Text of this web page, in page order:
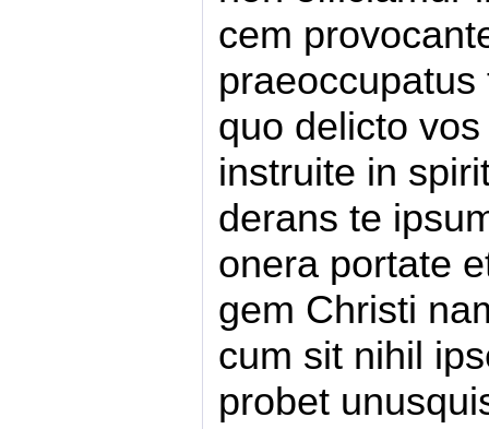
cem
quo delicto
instruite in
derans te
onera portate
gem Christi
cum sit nihil
probet